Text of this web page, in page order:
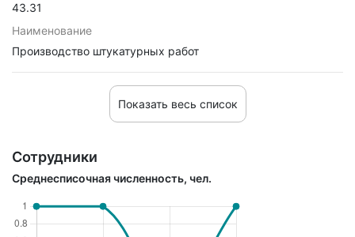
43.31
Наименование
Производство штукатурных работ
Показать весь список
Сотрудники
Среднесписочная численность, чел.